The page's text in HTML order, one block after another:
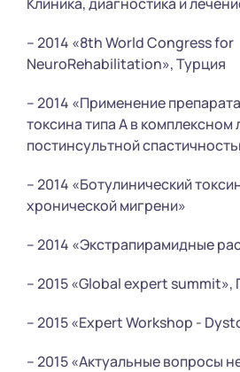
– 2014 «8th World Congress for
NeuroRehabilitation», Турция
– 2014 «Применение
токсина типа А в комплексном
постинсультной
– 2014 «Ботулинический
хронической мигрени»
– 2014 «Экстрапирамидные
– 2015 «Global expert summit»,
– 2015 «Expert Workshop -
– 2015 «Актуальные вопросы